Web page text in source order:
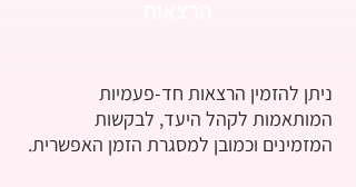
ניתן להזמין הרצאות חד-פעמיות
המותאמות לקהל היעד, לבקשות
המזמינים וכמובן למסגרת הזמן האפשרית.